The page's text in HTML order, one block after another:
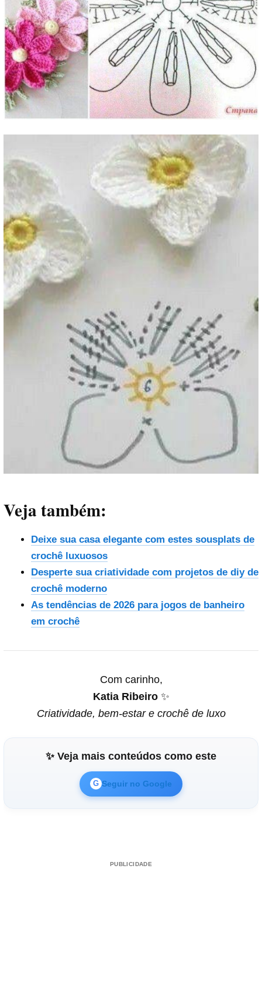
Veja também:
Deixe sua casa elegante com estes sousplats de
crochê luxuosos
Desperte sua criatividade com projetos de diy de
crochê moderno
As tendências de 2026 para jogos de banheiro
em crochê
Com carinho,
Katia Ribeiro✨
Criatividade, bem-estar e crochê de luxo
✨ Veja mais conteúdos como este
G Seguir no Google
PUBLICIDADE